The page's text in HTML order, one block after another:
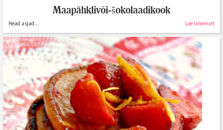
Maapähklivõi-šokolaadikook
Head asjad... Loe lähemalt